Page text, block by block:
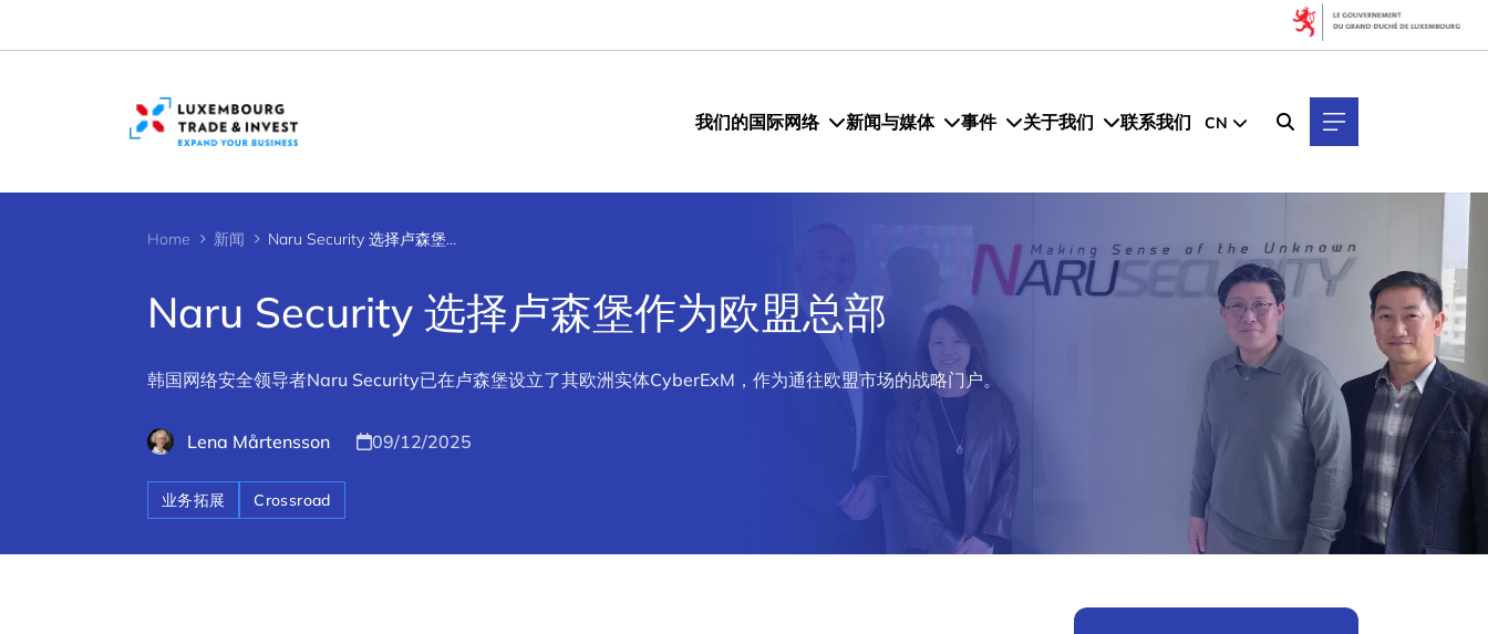
我们的国际网络 新闻与媒体 事件 关于我们 联系我们 CN
Home 新闻 Naru Security 选择卢森堡作为欧盟总部
Naru Security 选择卢森堡作为欧盟总部
韩国网络安全领导者Naru Security已在卢森堡设立了其欧洲实体CyberExM，作为通往欧盟市场的战略门户。
Lena Mårtensson 09/12/2025
业务拓展 Crossroad